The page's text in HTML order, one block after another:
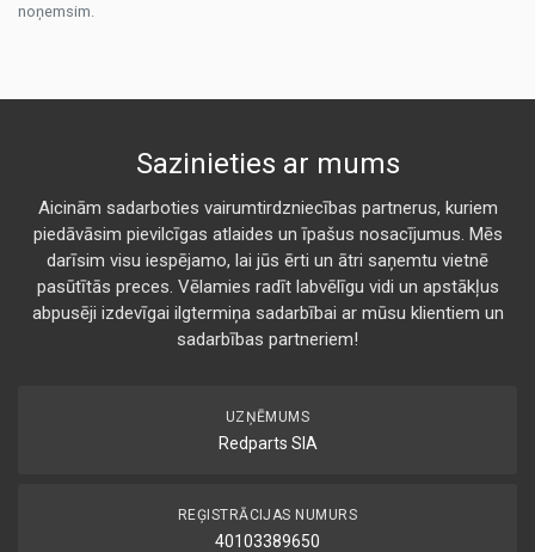
noņemsim.
Sazinieties ar mums
Aicinām sadarboties vairumtirdzniecības partnerus, kuriem
piedāvāsim pievilcīgas atlaides un īpašus nosacījumus. Mēs
darīsim visu iespējamo, lai jūs ērti un ātri saņemtu vietnē
pasūtītās preces. Vēlamies radīt labvēlīgu vidi un apstākļus
abpusēji izdevīgai ilgtermiņa sadarbībai ar mūsu klientiem un
sadarbības partneriem!
UZŅĒMUMS
Redparts SIA
REĢISTRĀCIJAS NUMURS
40103389650